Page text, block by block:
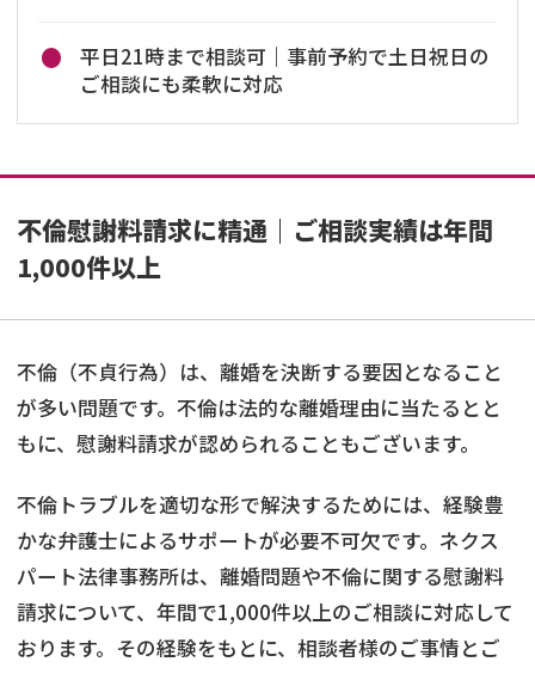
平日21時まで相談可｜事前予約で土日祝日の
ご相談にも柔軟に対応
不倫慰謝料請求に精通｜ご相談実績は年間
1,000件以上
不倫（不貞行為）は、離婚を決断する要因となること
が多い問題です。不倫は法的な離婚理由に当たるとと
もに、慰謝料請求が認められることもございます。
不倫トラブルを適切な形で解決するためには、経験豊
かな弁護士によるサポートが必要不可欠です。ネクス
パート法律事務所は、離婚問題や不倫に関する慰謝料
請求について、年間で1,000件以上のご相談に対応して
おります。その経験をもとに、相談者様のご事情とご